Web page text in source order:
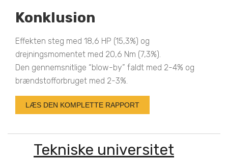
Konklusion
Effekten steg med 18,6 HP (15,3%) og
drejningsmomentet med 20,6 Nm (7,3%).
Den gennemsnitlige “blow-by” faldt med 2-4% og
brændstofforbruget med 2-3%.
LÆS DEN KOMPLETTE RAPPORT
Tekniske universitet